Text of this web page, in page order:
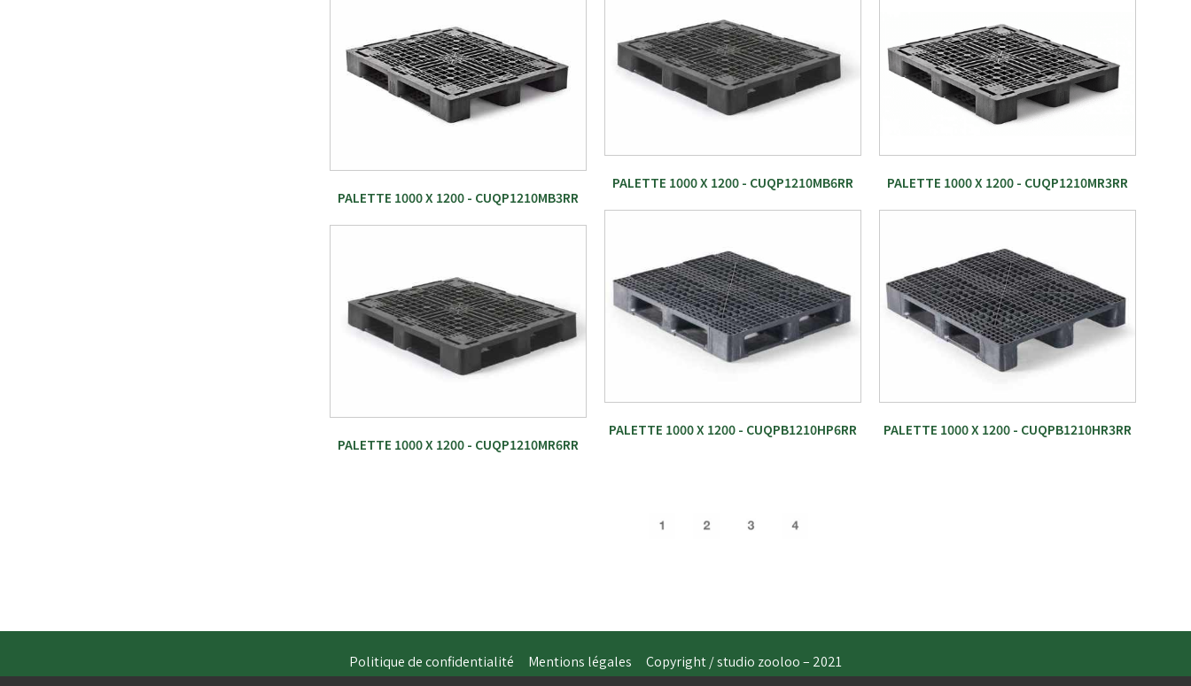
PALETTE 1000 X 1200 - CUQP1210MB3RR
PALETTE 1000 X 1200 - CUQP1210MR6RR
PALETTE 1000 X 1200 - CUQP1210MB6RR
PALETTE 1000 X 1200 - CUQPB1210HP6RR
PALETTE 1000 X 1200 - CUQP1210MR3RR
PALETTE 1000 X 1200 - CUQPB1210HR3RR
Politique de confidentialité Mentions légales Copyright / studio zooloo – 2021